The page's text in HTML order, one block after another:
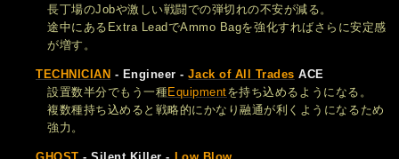
長丁場のJobや激しい戦闘での弾切れの不安が減る。
途中にあるExtra LeadでAmmo Bagを強化すればさらに安定感
が増す。
TECHNICIAN - Engineer -Jack of All Trades ACE
設置数半分でもう一種Equipmentを持ち込めるようになる。
複数種持ち込めると戦略的にかなり融通が利くようになるため
強力。